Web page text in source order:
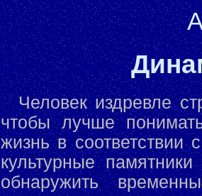
Человек издревле
чтобы лучше
жизнь в соответствии
культурные
обнаружить